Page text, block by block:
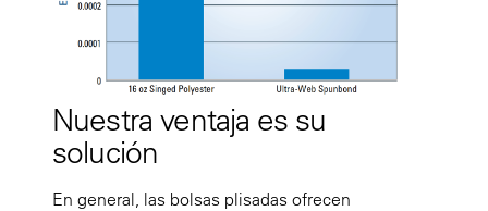
Nuestra ventaja es su
solución
En general, las bolsas plisadas ofrecen